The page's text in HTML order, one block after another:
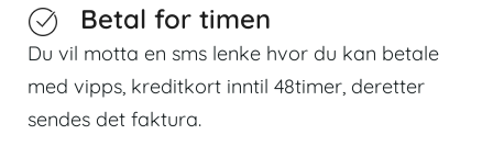
Betal for timen
Du vil motta en sms lenke hvor du kan betale
med vipps, kreditkort inntil 48timer, deretter
sendes det faktura.